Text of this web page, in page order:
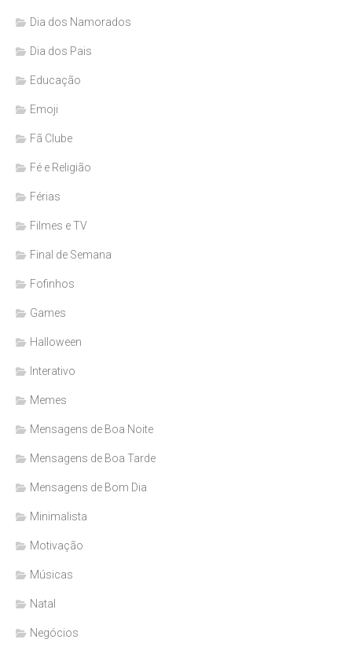
Dia dos Namorados
Dia dos Pais
Educação
Emoji
Fã Clube
Fé e Religião
Férias
Filmes e TV
Final de Semana
Fofinhos
Games
Halloween
Interativo
Memes
Mensagens de Boa Noite
Mensagens de Boa Tarde
Mensagens de Bom Dia
Minimalista
Motivação
Músicas
Natal
Negócios